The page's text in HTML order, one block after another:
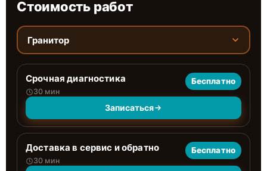
Стоимость работ
Гранитор
Срочная диагностика
30 мин
Бесплатно
Записаться
Доставка в сервис и обратно
30 мин
Бесплатно